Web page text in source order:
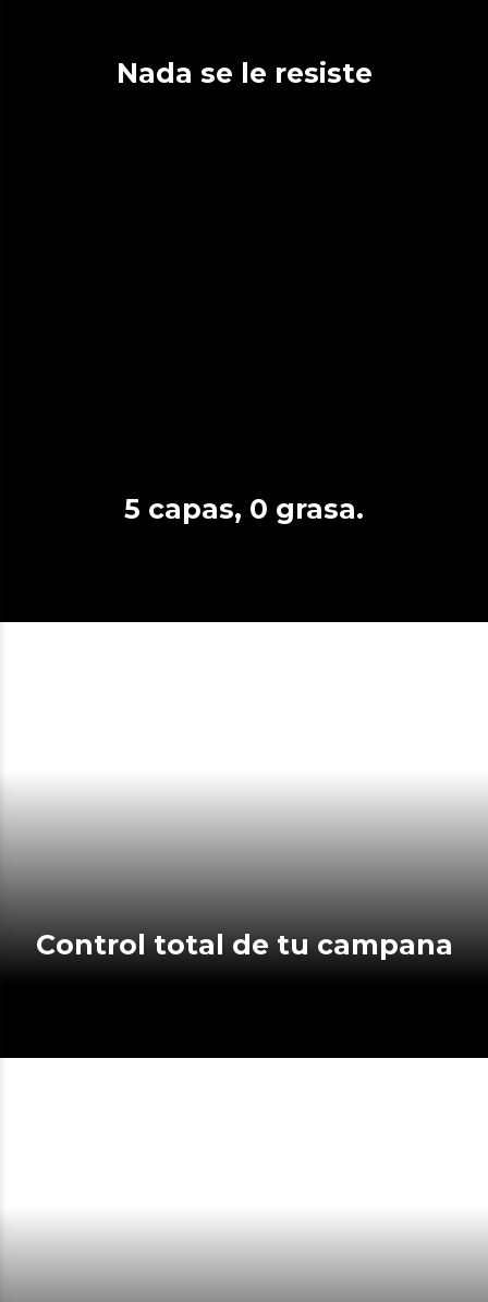
Nada se le resiste
5 capas, 0 grasa.
Control total de tu campana